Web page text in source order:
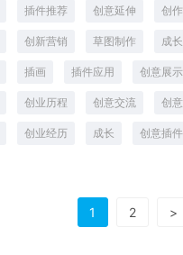
插件推荐 创意延伸 创
创新营销 草图制作 成
插画 插件应用 创意展示
创业历程 创意交流 创
创业经历 成长 创意插件
1 2 >